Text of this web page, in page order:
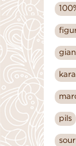
pils
sour